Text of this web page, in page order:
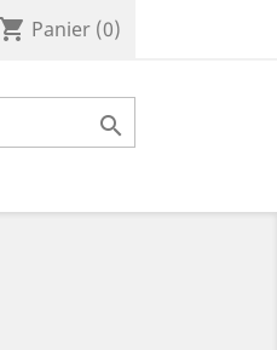
shopping_cart Panier (0)
